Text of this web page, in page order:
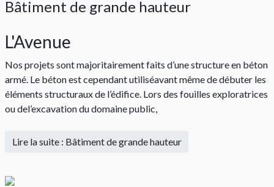
Bâtiment de grande hauteur
L'Avenue
Nos projets sont majoritairement faits d’une structure en béton
armé. Le béton est cependant utiliséavant même de débuter les
éléments structuraux de l’édifice. Lors des fouilles exploratrices
ou del’excavation du domaine public,
Lire la suite : Bâtiment de grande hauteur